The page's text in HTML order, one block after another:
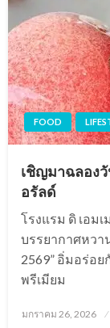
FOOD
เชิญมาฉลอง
อรัลด์
โรงแรม ดิ เอม
บรรยากาศหวา
2569” อิ่มอร่อ
พรีเมียม
Posted
มกราคม 26, 2026